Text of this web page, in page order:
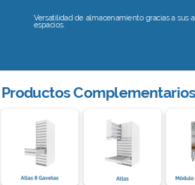
Versatilidad de almacenamiento gracias a sus
espacios.
Productos Complementarios